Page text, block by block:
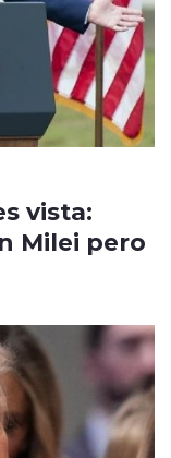
vista:
Milei pero